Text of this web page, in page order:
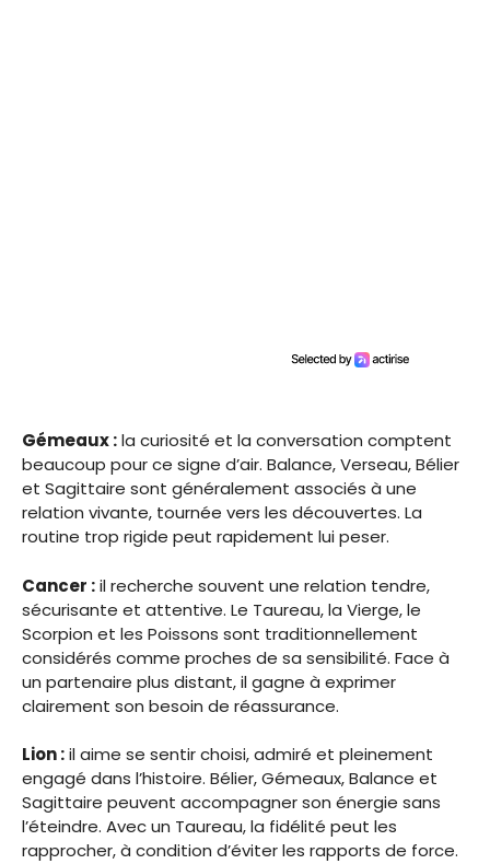
Gémeaux :la curiosité et la conversation comptent
beaucoup pour ce signe d’air. Balance, Verseau, Bélier
et Sagittaire sont généralement associés à une
relation vivante, tournée vers les découvertes. La
routine trop rigide peut rapidement lui peser.
Cancer :il recherche souvent une relation tendre,
sécurisante et attentive. Le Taureau, la Vierge, le
Scorpion et les Poissons sont traditionnellement
considérés comme proches de sa sensibilité. Face à
un partenaire plus distant, il gagne à exprimer
clairement son besoin de réassurance.
Lion :il aime se sentir choisi, admiré et pleinement
engagé dans l’histoire. Bélier, Gémeaux, Balance et
Sagittaire peuvent accompagner son énergie sans
l’éteindre. Avec un Taureau, la fidélité peut les
rapprocher, à condition d’éviter les rapports de force.